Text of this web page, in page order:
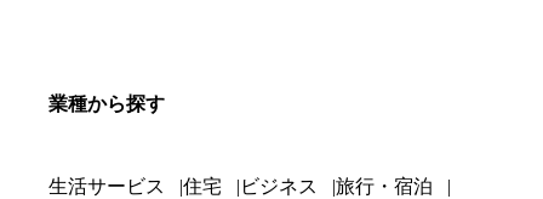
業種から探す
生活サービス 住宅 ビジネス
旅行・宿泊